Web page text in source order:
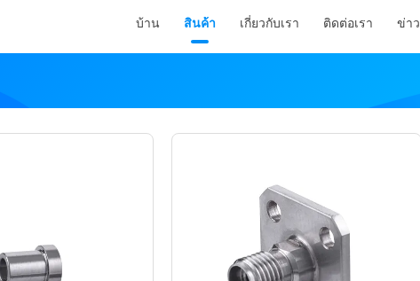
บ้าน สินค้า เกี่ยวกับเรา ติดต่อเรา ข่าว